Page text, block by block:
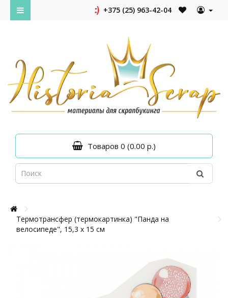
+375 (25) 963-42-04
Товаров 0 (0.00 р.)
Термотрансфер (термокартинка) "Панда на
велосипеде", 15,3 х 15 см